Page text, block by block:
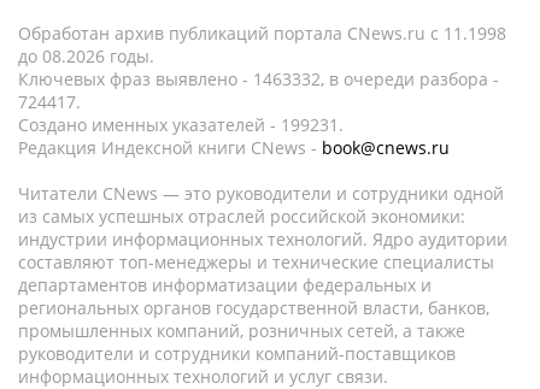
Обработан архив публикаций портала CNews.ru c 11.1998
до 08.2026 годы.
Ключевых фраз выявлено - 1463332, в очереди разбора -
724417.
Создано именных указателей - 199231.
Редакция Индексной книги CNews - book@cnews.ru
Читатели CNews — это руководители и сотрудники одной
из самых успешных отраслей российской экономики:
индустрии информационных технологий. Ядро аудитории
составляют топ-менеджеры и технические специалисты
департаментов информатизации федеральных и
региональных органов государственной власти, банков,
промышленных компаний, розничных сетей, а также
руководители и сотрудники компаний-поставщиков
информационных технологий и услуг связи.